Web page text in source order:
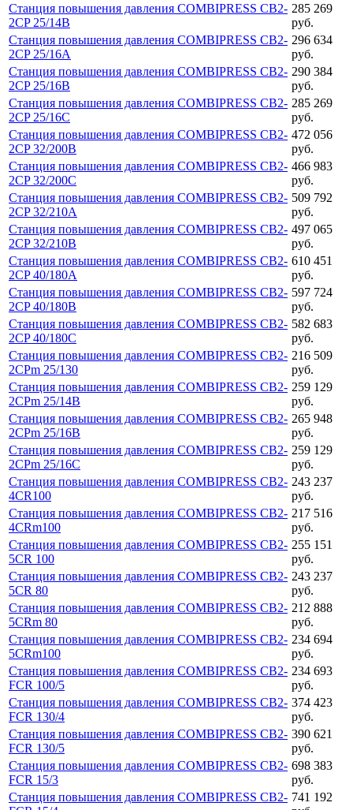
Станция повышения давления COMBIPRESS CB2-
2CP 25/14B
285 269
руб.
Станция повышения давления COMBIPRESS CB2-
2CP 25/16A
296 634
руб.
Станция повышения давления COMBIPRESS CB2-
2CP 25/16B
290 384
руб.
Станция повышения давления COMBIPRESS CB2-
2CP 25/16C
285 269
руб.
Станция повышения давления COMBIPRESS CB2-
2CP 32/200B
472 056
руб.
Станция повышения давления COMBIPRESS CB2-
2CP 32/200C
466 983
руб.
Станция повышения давления COMBIPRESS CB2-
2CP 32/210A
509 792
руб.
Станция повышения давления COMBIPRESS CB2-
2CP 32/210B
497 065
руб.
Станция повышения давления COMBIPRESS CB2-
2CP 40/180A
610 451
руб.
Станция повышения давления COMBIPRESS CB2-
2CP 40/180B
597 724
руб.
Станция повышения давления COMBIPRESS CB2-
2CP 40/180C
582 683
руб.
Станция повышения давления COMBIPRESS CB2-
2CPm 25/130
216 509
руб.
Станция повышения давления COMBIPRESS CB2-
2CPm 25/14B
259 129
руб.
Станция повышения давления COMBIPRESS CB2-
2CPm 25/16B
265 948
руб.
Станция повышения давления COMBIPRESS CB2-
2CPm 25/16C
259 129
руб.
Станция повышения давления COMBIPRESS CB2-
4CR100
243 237
руб.
Станция повышения давления COMBIPRESS CB2-
4CRm100
217 516
руб.
Станция повышения давления COMBIPRESS CB2-
5CR 100
255 151
руб.
Станция повышения давления COMBIPRESS CB2-
5CR 80
243 237
руб.
Станция повышения давления COMBIPRESS CB2-
5CRm 80
212 888
руб.
Станция повышения давления COMBIPRESS CB2-
5CRm100
234 694
руб.
Станция повышения давления COMBIPRESS CB2-
FCR 100/5
234 693
руб.
Станция повышения давления COMBIPRESS CB2-
FCR 130/4
374 423
руб.
Станция повышения давления COMBIPRESS CB2-
FCR 130/5
390 621
руб.
Станция повышения давления COMBIPRESS CB2-
FCR 15/3
698 383
руб.
Станция повышения давления COMBIPRESS CB2- 741 192